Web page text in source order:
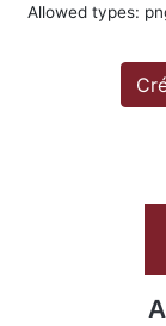
Allowed types: